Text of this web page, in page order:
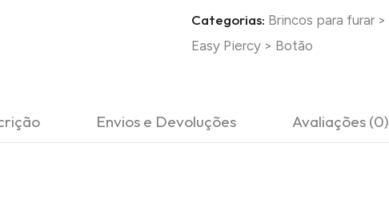
Categorias: Brincos para furar >
Easy Piercy > Botão
Envios e Devoluções Avaliações (0)